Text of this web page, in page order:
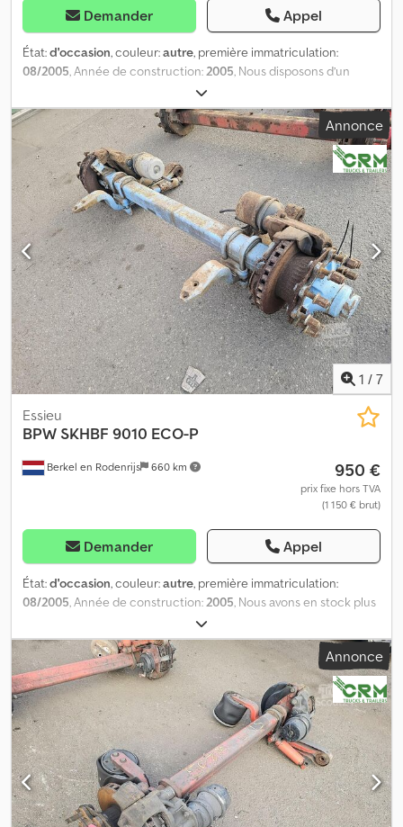
Demander Appel
État:d'occasion, couleur:autre, première immatriculation:
08/2005, Année de construction:2005, Nous disposons d’un
stock de plus de 100 essieux. Dkodpfx Ahozrr Smsyjr Veuillez nous
contacter si vous ne trouvez pas ce que vous recherchez. = Plus
d’informations = Numéro de série : NO TEMPLATE
Annonce
1 / 7
Berkel en Rodenrijs 660 km
Essieu
BPW SKHBF 9010 ECO-P
950 €
prix fixe hors TVA
(1 150 € brut)
Demander Appel
État:d'occasion, couleur:autre, première immatriculation:
08/2005, Année de construction:2005, Nous avons en stock plus
de 100 essieux. Dsdpfx Aszrr Sajhyokr N’hésitez pas à nous
contacter si vous ne trouvez pas ce que vous cherchez. = Pour
plus d’informations = Numéro de série : 27.48.610.106
Annonce